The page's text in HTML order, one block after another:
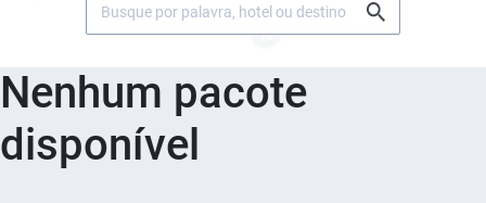
Nenhum pacote
disponível